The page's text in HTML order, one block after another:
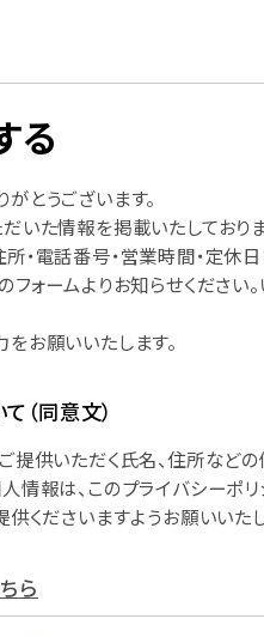
る
とうございます。
いた情報を掲載いたしておりま
・電話番号・営業時間・定休
フォームよりお知らせくださ
お願いいたします。
（同意文）
提供いただく氏名、住所な
情報は、このプライバシー
供くださいますようお願いいたし
ら